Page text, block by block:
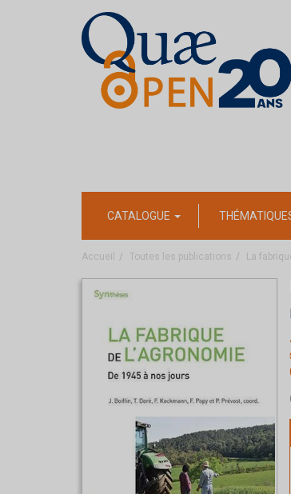
CATALOGUE
Accueil Toutes les publications La